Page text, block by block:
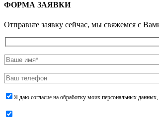
ФОРМА ЗАЯВКИ
Отправьте заявку сейчас, мы свяжемся с
Я даю согласие на обработку моих персональных данных,